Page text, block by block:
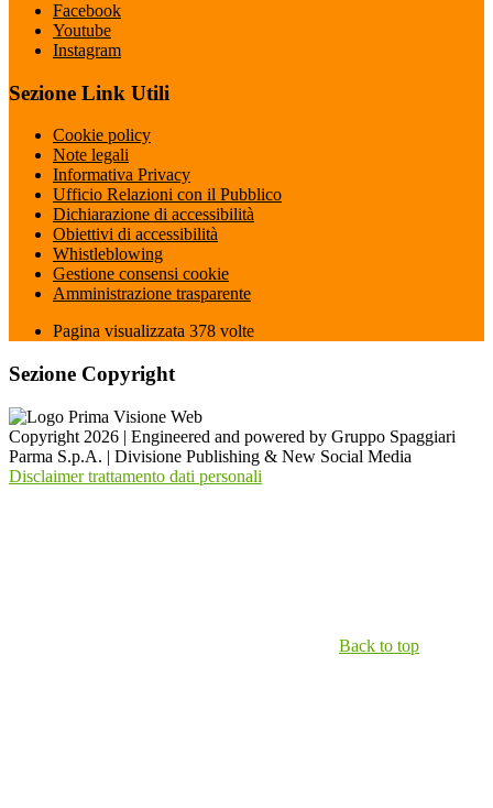
Facebook
Youtube
Instagram
Sezione Link Utili
Cookie policy
Note legali
Informativa Privacy
Ufficio Relazioni con il Pubblico
Dichiarazione di accessibilità
Obiettivi di accessibilità
Whistleblowing
Gestione consensi cookie
Amministrazione trasparente
Pagina visualizzata 378 volte
Sezione Copyright
Copyright 2026 | Engineered and powered by Gruppo Spaggiari
Parma S.p.A. | Divisione Publishing & New Social Media
Disclaimer trattamento dati personali
Back to top